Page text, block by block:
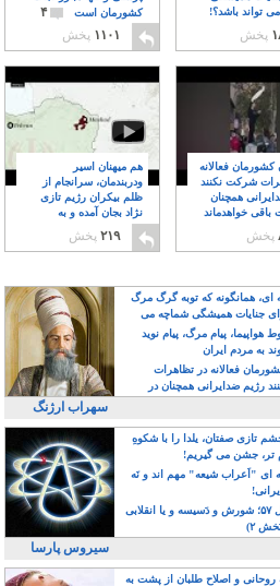
کشورمان است
۴
۱۱۰۱ پخش
تواند باشد؟!
پخش
هم میهنان اسیر
ودربندمان، سرانجام از
ظلم بیکران رژیم تازی
نژاد بجان آمده و به
۲۱۹ پخش
کشورمان فعالانه
شرکت نکنند
همچنان
باقی خواهدماند
پخش
ای، همانگونه که توبه گرگ مرگ
جنایات همیشگی شماچه می
هواپیما، پیام مرگ، پیام نوید
به مردم ایران
فعالانه در تظاهرات
رژیم ضدایرانی همچنان در
خواهدماند
سهراب ارژنگ
تازی صفتان، یلدا را با شکوهِ
تر، جشن می گیریم!
ای "اَعراب شیعه" مهم اند و نَه
رویداد سال ۵۷؛ شورش و دَسیسه و یا انقلابی
۲)
سیروس پارسا
و اصلاح طلبان از پشت به